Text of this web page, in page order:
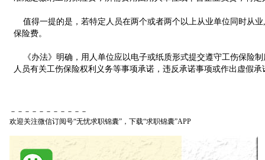
值得一提的是，若特定人员在两个或者两个以上从业单位同时从
保险费。
《办法》明确，用人单位应以电子或纸质形式提交遵守工伤保险
人员有关工伤保险权利义务等事项承诺，违反承诺事项或作出虚假
－－－－－－－－－－－
欢迎关注微信订阅号“无忧求职锦囊”，下载“求职锦囊”APP